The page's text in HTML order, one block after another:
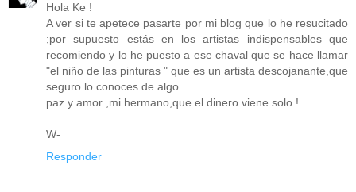
Hola Ke !
A ver si te apetece pasarte por mi blog que lo he resucitado
;por supuesto estás en los artistas indispensables que
recomiendo y lo he puesto a ese chaval que se hace llamar
"el niño de las pinturas " que es un artista descojanante,que
seguro lo conoces de algo.
paz y amor ,mi hermano,que el dinero viene solo !
W-
Responder